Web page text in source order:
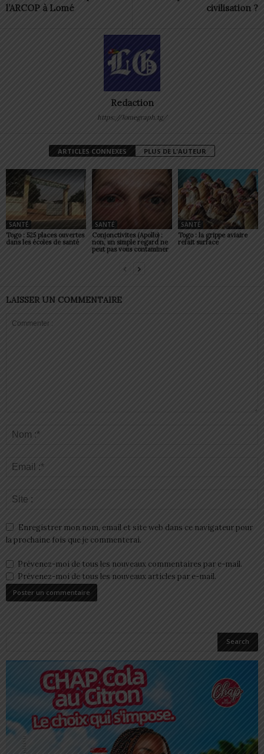
l’ARCOP à Lomé
civilisation ?
Redaction
https://lomegraph.tg/
ARTICLES CONNEXES PLUS DE L'AUTEUR
SANTÉ
Togo : 525 places ouvertes
dans les écoles de santé
SANTÉ
Conjonctivites (Apollo) :
non, un simple regard ne
peut pas vous contaminer
SANTÉ
Togo : la grippe aviaire
refait surface
LAISSER UN COMMENTAIRE
Enregistrer mon nom, email et site web dans ce navigateur pour
la prochaine fois que je commenterai.
Prévenez-moi de tous les nouveaux commentaires par e-mail.
Prévenez-moi de tous les nouveaux articles par e-mail.